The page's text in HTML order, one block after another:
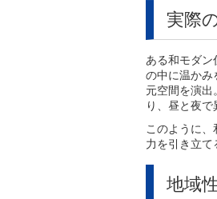
実際
ある和モダン
の中に温かみ
元空間を演
り、昼と夜で
このように
力を引き立て
地域